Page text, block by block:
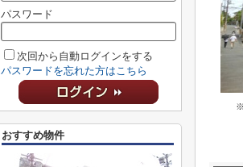
※
パスワード
次回から自動ログインをする
パスワードを忘れた方はこちら
おすすめ物件